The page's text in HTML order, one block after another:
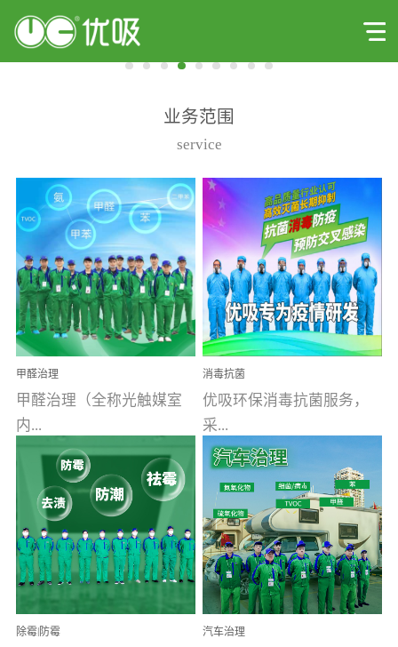
业务范围
service
甲醛治理
甲醛治理（全称光触媒室
内...
空气污染净化治理）工业
文明的进步，创造了多姿
多彩的家居产品和生活情
调，但也带来了以甲醛为
首的室内...
消毒抗菌
优吸环保消毒抗菌服务，
采...
用行业公认奥维牌消毒
液，具备杀死人体冠状病
毒的功效，杀菌率
99.99%。相对于传统消毒
液来说，无...
除霉|防霉 汽车治理